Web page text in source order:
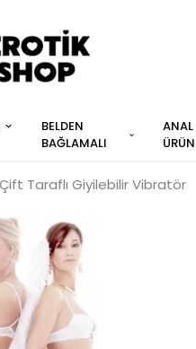
BELDEN
BAĞLAMALI
ANAL
Taraflı Giyilebilir Vibratör